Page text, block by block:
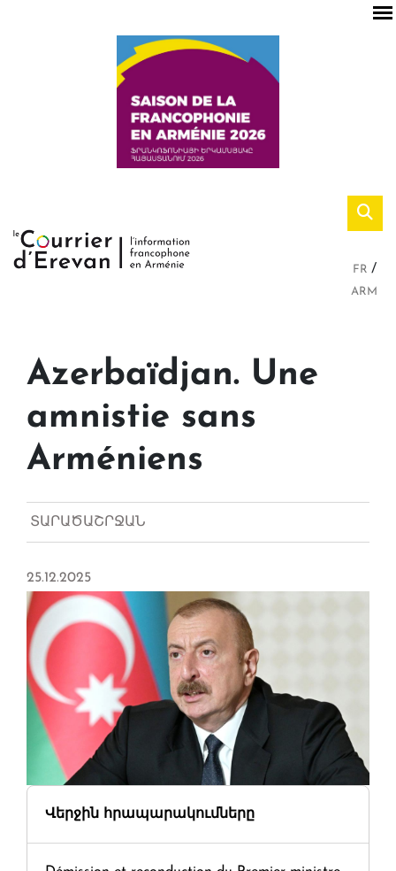
FR
ARM
Azerbaïdjan. Une
amnistie sans
Arméniens
ՏԱՐԱԾԱՇՐՋԱՆ
25.12.2025
Վերջին հրապարակումները